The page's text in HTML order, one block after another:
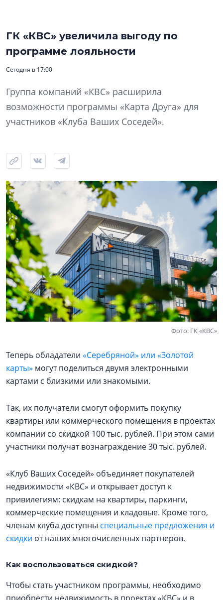
ГК «КВС» увеличила выгоду по
программе лояльности
Сегодня в 17:00
Группа компаний «КВС» расширила
возможности программы «Карта Друга» для
участников «Клуба Ваших Соседей».
Фото: ГК «КВС»
Теперь обладатели «Серебряной» или «Золотой
карты» могут поделиться двумя электронными
картами с близкими или знакомыми.
Так, их получатели смогут оформить покупку
квартиры или коммерческого помещения в проектах
компании со скидкой 100 тыс. рублей. При этом сами
участники получат вознаграждение 30 тыс. рублей.
«Клуб Ваших Соседей» объединяет покупателей
недвижимости «КВС» и открывает доступ к
привилегиям: скидкам на квартиры, паркинги,
коммерческие помещения и кладовые. Кроме того,
членам клуба доступны специальные предложения и
скидки от наших многочисленных партнеров.
Как воспользоваться скидкой?
Чтобы стать участником программы, необходимо
приобрести недвижимость в проектах «КВС» и в